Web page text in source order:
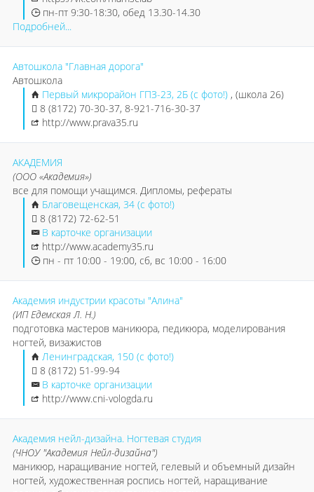
пн-пт 9:30-18:30, обед 13.30-14.30
Подробней...
Автошкола "Главная дорога"
Автошкола
Первый микрорайон ГПЗ-23, 2Б (с фото!) , (школа 26)
8 (8172) 70-30-37, 8-921-716-30-37
http://www.prava35.ru
АКАДЕМИЯ
(ООО «Академия»)
все для помощи учащимся. Дипломы, рефераты
Благовещенская, 34 (с фото!)
8 (8172) 72-62-51
В карточке организации
http://www.academy35.ru
пн - пт 10:00 - 19:00, сб, вс 10:00 - 16:00
Академия индустрии красоты "Алина"
(ИП Едемская Л. Н.)
подготовка мастеров маникюра, педикюра, моделирования
ногтей, визажистов
Ленинградская, 150 (с фото!)
8 (8172) 51-99-94
В карточке организации
http://www.cni-vologda.ru
Академия нейл-дизайна. Ногтевая студия
(ЧНОУ "Академия Нейл-дизайна")
маникюр, наращивание ногтей, гелевый и объемный дизайн
ногтей, художественная роспись ногтей, наращивание